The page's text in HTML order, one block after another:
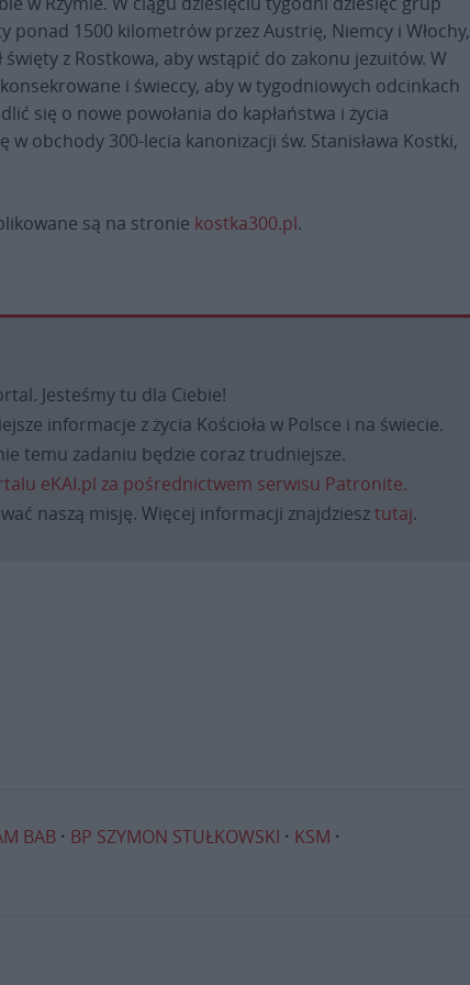
1500 kilometrów przez Austrię, Niemcy i Włochy,
z Rostkowa, aby wstąpić do zakonu jezuitów. W
i świeccy, aby w tygodniowych odcinkach
się o nowe powołania do kapłaństwa i życia
obchody 300-lecia kanonizacji św. Stanisława Kostki,
są na stronie kostka300.pl.
Jesteśmy tu dla Ciebie!
informacje z życia Kościoła w Polsce i na świecie.
temu zadaniu będzie coraz trudniejsze.
eKAI.pl za pośrednictwem serwisu Patronite.
naszą misję. Więcej informacji znajdziesztutaj.
BAB BP SZYMON STUŁKOWSKI
KSM